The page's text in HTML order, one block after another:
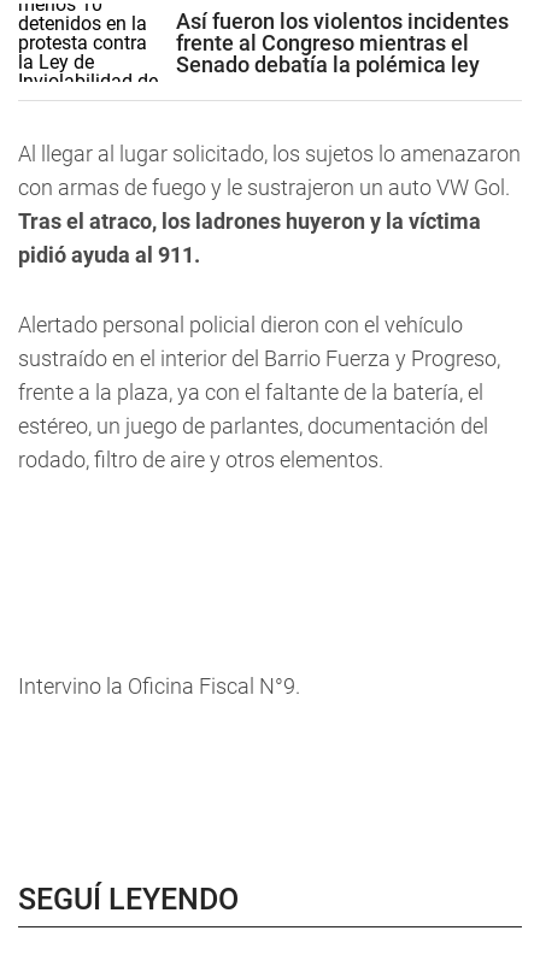
Así fueron los violentos incidentes
frente al Congreso mientras el
Senado debatía la polémica ley
Al llegar al lugar solicitado, los sujetos lo amenazaron
con armas de fuego y le sustrajeron un auto VW Gol.
Tras el atraco, los ladrones huyeron y la víctima
pidió ayuda al 911.
Alertado personal policial dieron con el vehículo
sustraído en el interior del Barrio Fuerza y Progreso,
frente a la plaza,ya con el faltante de la batería, el
estéreo, un juego de parlantes, documentación del
rodado, filtro de aire y otros elementos.
Intervino la Oficina Fiscal N°9.
SEGUÍ LEYENDO